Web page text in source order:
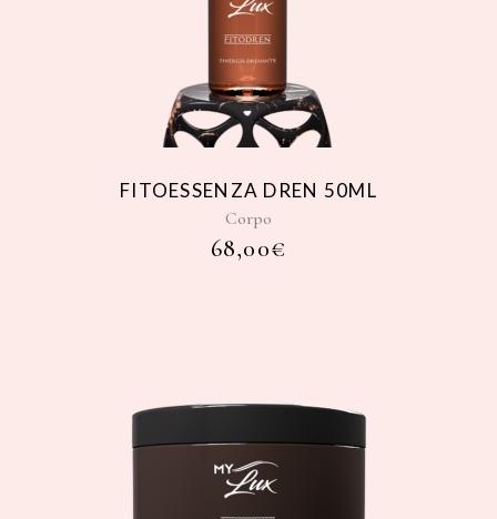
FITOESSENZA DREN 50ML
Corpo
68,00€